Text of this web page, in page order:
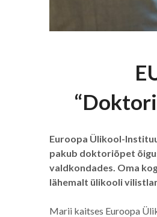
Euroopa Ülikool-
pakub doktoriõpet
valdkondades. Oma
lähemalt ülikooli
Marii kaitses Euroopa